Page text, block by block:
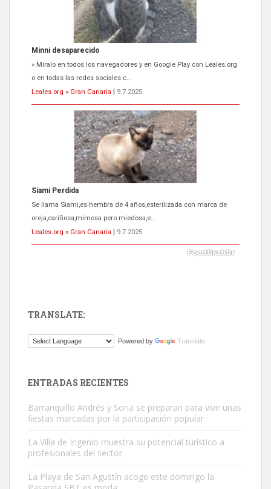
Minni desaparecido
» Míralo en todos los navegadores y en Google Play con Leales.org
o en todas las redes sociales c...
Leales.org » Gran Canaria
9.7.2025
Siami Perdida
Se llama Siami,es hembra de 4 años,esterilizada con marca de
oreja,cariñosa,mimosa pero miedosa,e...
Leales.org » Gran Canaria
9.7.2025
El ayuntamiento se va a llevar a Los Gatos callejeros de la zona los
Este gato macho ha aparecido en la calle hace menos de un mes,
TRANSLATE:
Powered by Translate
ENTRADAS RECIENTES
Barranquillo Andrés y Soria se preparan para vivir unas
fiestas marcadas por la participación popular
La Villa de Ingenio muestra su potencial turístico a
profesionales del sector
La Playa de San Agustín acoge este domingo la